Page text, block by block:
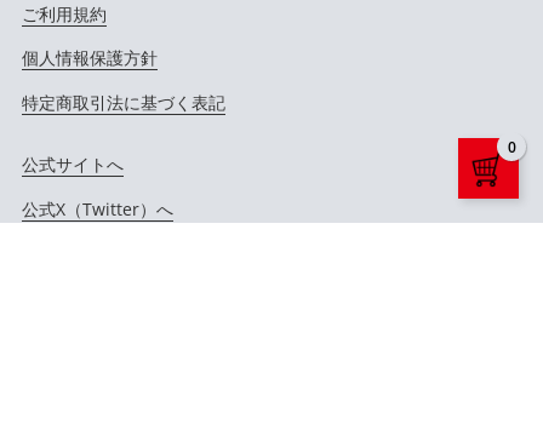
0
ご利用規約
個人情報保護方針
特定商取引法に基づく表記
公式サイトへ
公式X（Twitter）へ